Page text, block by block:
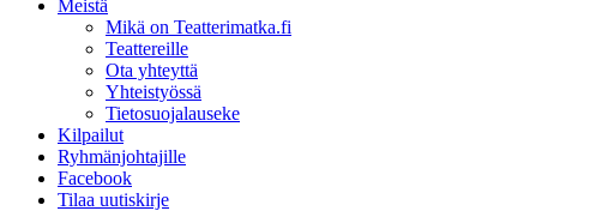
Meistä
Mikä on Teatterimatka.fi
Teattereille
Ota yhteyttä
Yhteistyössä
Tietosuojalauseke
Kilpailut
Ryhmänjohtajille
Facebook
Tilaa uutiskirje